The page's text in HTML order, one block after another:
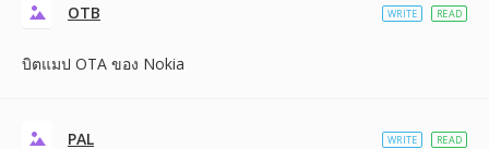
OTB
บิตแมป OTA ของ Nokia
WRITE READ
PAL WRITE READ